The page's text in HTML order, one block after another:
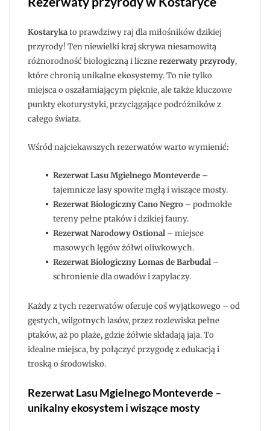
Kostarykato prawdziwy raj dla miłośników dzikiej
przyrody! Ten niewielki kraj skrywa niesamowitą
różnorodność biologiczną i licznerezerwaty przyrody,
które chronią unikalne ekosystemy. To nie tylko
miejsca o oszałamiającym pięknie, ale także kluczowe
punkty ekoturystyki, przyciągające podróżników z
całego świata.
Wśród najciekawszych rezerwatów warto wymienić:
Rezerwat Lasu Mgielnego Monteverde–
tajemnicze lasy spowite mgłą i wiszące mosty.
Rezerwat Biologiczny Cano Negro– podmokłe
tereny pełne ptaków i dzikiej fauny.
Rezerwat Narodowy Ostional– miejsce
masowych lęgów żółwi oliwkowych.
Rezerwat Biologiczny Lomas de Barbudal–
schronienie dla owadów i zapylaczy.
Każdy z tych rezerwatów oferuje coś wyjątkowego – od
gęstych, wilgotnych lasów, przez rozlewiska pełne
ptaków, aż po plaże, gdzie żółwie składają jaja. To
idealne miejsca, by połączyć przygodę z edukacją i
troską o środowisko.
Rezerwat Lasu Mgielnego Monteverde –
unikalny ekosystem i wiszące mosty